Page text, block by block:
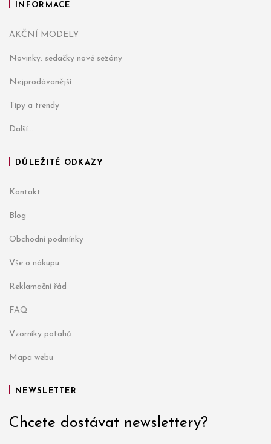
INFORMACE
AKČNÍ MODELY
Novinky: sedačky nové sezóny
Nejprodávanější
Tipy a trendy
Další...
DŮLEŽITÉ ODKAZY
Kontakt
Blog
Obchodní podmínky
Vše o nákupu
Reklamační řád
FAQ
Vzorníky potahů
Mapa webu
NEWSLETTER
Chcete dostávat newslettery?